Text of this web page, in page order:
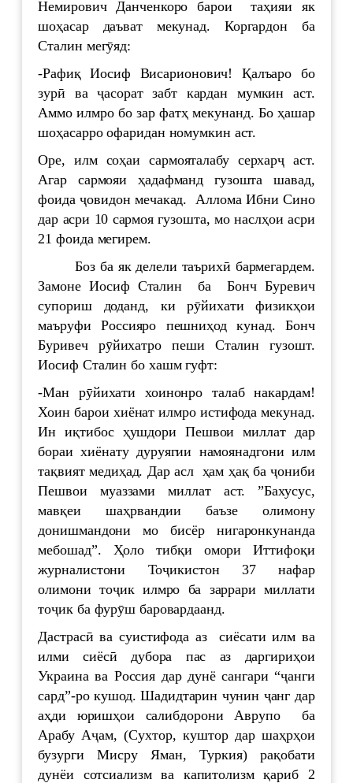
Немирович Данченкоро барои таҳияи як
шоҳасар даъват мекунад. Коргардон ба
Сталин мегӯяд:
-Рафиқ Иосиф Висарионович! Қалъаро бо
зурӣ ва ҷасорат забт кардан мумкин аст.
Аммо илмро бо зар фатҳ мекунанд. Бо ҳашар
шоҳасарро офаридан номумкин аст.
Оре, илм соҳаи сармояталабу серхарҷ аст.
Агар сармояи ҳадафманд гузошта шавад,
фоида ҷовидон мечакад. Аллома Ибни Сино
дар асри 10 сармоя гузошта, мо наслҳои асри
21 фоида мегирем.
Боз ба як делели таърихӣ бармегардем.
Замоне Иосиф Сталин ба Бонч Буревич
супориш доданд, ки рӯйихати физикҳои
маъруфи Россияро пешниҳод кунад. Бонч
Буривеч рӯйихатро пеши Сталин гузошт.
Иосиф Сталин бо хашм гуфт:
-Ман рӯйихати хоинонро талаб накардам!
Хоин барои хиёнат илмро истифода мекунад.
Ин иқтибос ҳушдори Пешвои миллат дар
бораи хиёнату дуруягии намоянадгони илм
тақвият медиҳад. Дар асл ҳам ҳақ ба ҷониби
Пешвои муаззами миллат аст. ”Бахусус,
мавқеи шаҳрвандии баъзе олимону
донишмандони мо бисёр нигаронкунанда
мебошад”. Ҳоло тибқи омори Иттифоқи
журналистони Тоҷикистон 37 нафар
олимони тоҷик илмро ба заррари миллати
тоҷик ба фурӯш баровардаанд.
Дастрасӣ ва суистифода аз сиёсати илм ва
илми сиёсӣ дубора пас аз даргириҳои
Украина ва Россия дар дунё сангари “ҷанги
сард”-ро кушод. Шадидтарин чунин ҷанг дар
аҳди юришҳои салибдорони Аврупо ба
Арабу Аҷам, (Сухтор, куштор дар шаҳрҳои
бузурги Мисру Яман, Туркия) рақобати
дунёи сотсиализм ва капитолизм қариб 2